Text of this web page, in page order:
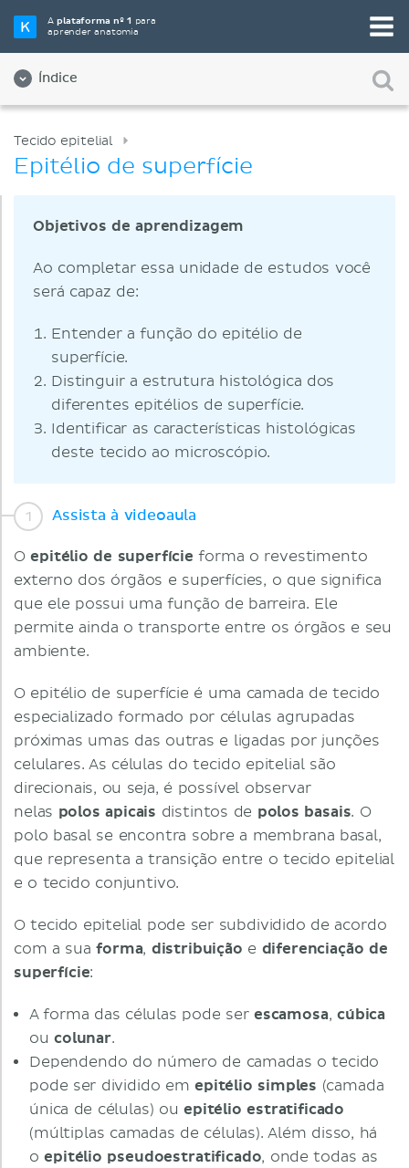
Aplataforma nº 1 para
aprender anatomia
Índice
Tecido epitelial
Epitélio de superfície
Objetivos de aprendizagem
Ao completar essa unidade de estudos você
será capaz de:
Entender a função do epitélio de
superfície.
Distinguir a estrutura histológica dos
diferentes epitélios de superfície.
Identificar as características histológicas
deste tecido ao microscópio.
Assista à videoaula
Oepitélio de superfície forma o revestimento
externo dos órgãos e superfícies, o que significa
que ele possui uma função de barreira. Ele
permite ainda o transporte entre os órgãos e seu
ambiente.
O epitélio de superfície é uma camada de tecido
especializado formado por células agrupadas
próximas umas das outras e ligadas por junções
celulares. As células do tecido epitelial são
direcionais, ou seja, é possível observar
nelas polos apicais distintos de polos basais. O
polo basal se encontra sobre a membrana basal,
que representa a transição entre o tecido epitelial
e o tecido conjuntivo.
O tecido epitelial pode ser subdividido de acordo
com a suaforma, distribuição e diferenciação de
superfície:
A forma das células pode ser escamosa, cúbica
oucolunar.
Dependendo do número de camadas o tecido
pode ser dividido emepitélio simples (camada
única de células) ouepitélio estratificado
(múltiplas camadas de células). Além disso, há
oepitélio pseudoestratificado, onde todas as